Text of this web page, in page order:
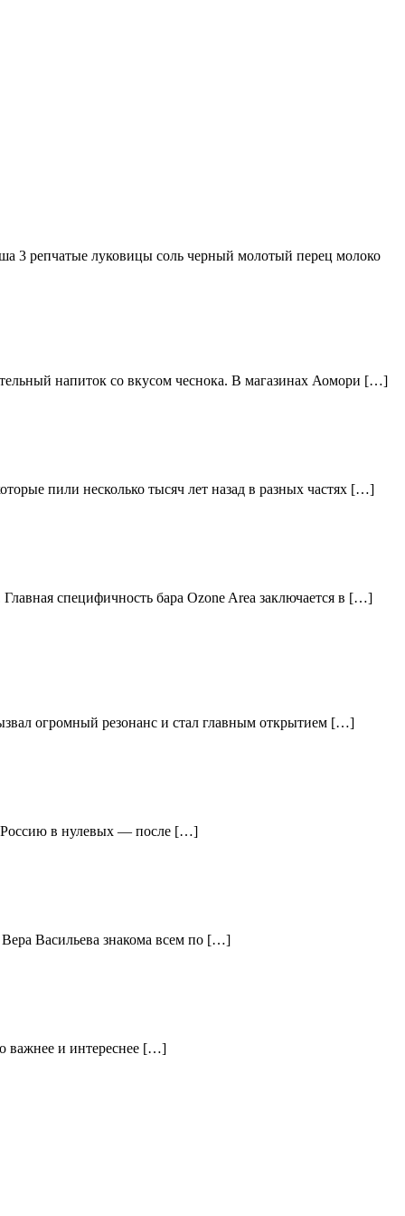
3 репчатые луковицы соль черный молотый перец молоко
напиток со вкусом чеснока. В магазинах Аомори […]
пили несколько тысяч лет назад в разных частях […]
специфичность бара Ozone Area заключается в […]
огромный резонанс и стал главным открытием […]
Россию в нулевых — после […]
Васильева знакома всем по […]
важнее и интереснее […]